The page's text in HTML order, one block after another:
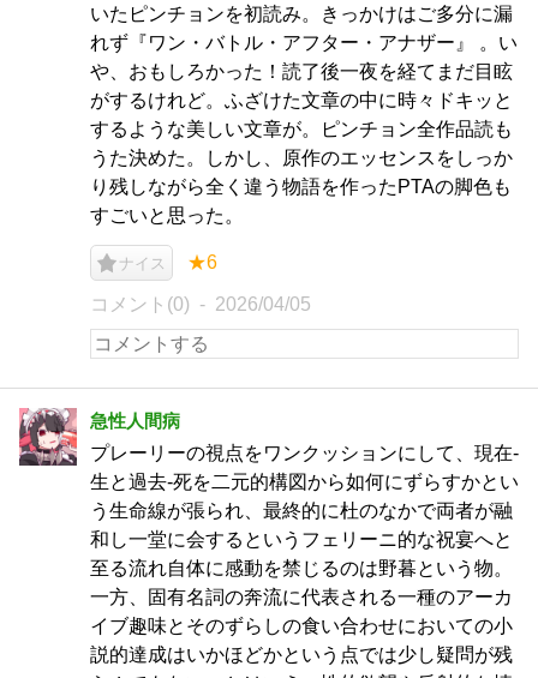
いたピンチョンを初読み。きっかけはご多分に漏
れず『ワン・バトル・アフター・アナザー』 。い
や、おもしろかった！読了後一夜を経てまだ目眩
がするけれど。ふざけた文章の中に時々ドキッと
するような美しい文章が。ピンチョン全作品読も
うた決めた。しかし、原作のエッセンスをしっか
り残しながら全く違う物語を作ったPTAの脚色も
すごいと思った。
ナイス ★6
コメント(0) 2026/04/05
急性人間病
プレーリーの視点をワンクッションにして、現在-
生と過去-死を二元的構図から如何にずらすかとい
う生命線が張られ、最終的に杜のなかで両者が融
和し一堂に会するというフェリーニ的な祝宴へと
至る流れ自体に感動を禁じるのは野暮という物。
一方、固有名詞の奔流に代表される一種のアーカ
イブ趣味とそのずらしの食い合わせにおいての小
説的達成はいかほどかという点では少し疑問が残